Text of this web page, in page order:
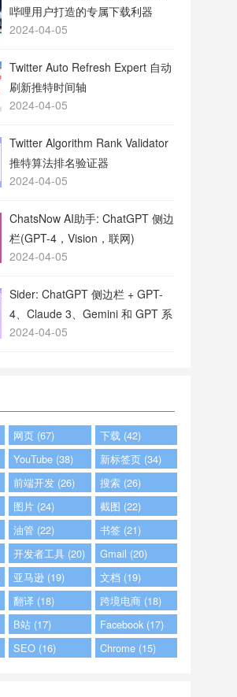
哔哩用户打造的专属下载利器
2024-04-05
Twitter Auto Refresh Expert 自动
刷新推特时间轴
2024-04-05
Twitter Algorithm Rank Validator
推特算法排名验证器
2024-04-05
ChatsNow AI助手: ChatGPT 侧边
栏(GPT-4，Vision，联网)
2024-04-05
Sider: ChatGPT 侧边栏 + GPT-
4、Claude 3、Gemini 和 GPT 系
列
2024-04-05
网页 (67)
下载 (42)
YouTube (38)
新标签页 (34)
前端开发 (26)
搜索 (26)
图片 (24)
截图 (22)
油管 (22)
书签 (21)
开发者工具 (20)
Gmail (20)
亚马逊 (19)
文档 (19)
翻译 (18)
跨境电商 (18)
B站 (17)
Facebook (17)
SEO (16) Chrome (15)